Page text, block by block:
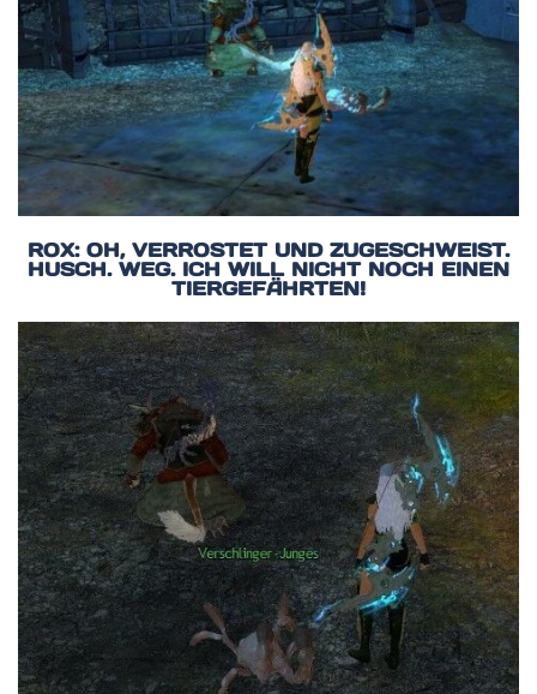
ROX: OH, VERROSTET UND ZUGESCHWEIST.
HUSCH. WEG. ICH WILL NICHT NOCH EINEN
TIERGEFÄHRTEN!